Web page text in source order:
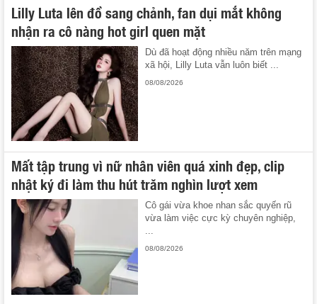
Lilly Luta lên đồ sang chảnh, fan dụi mắt không
nhận ra cô nàng hot girl quen mặt
Dù đã hoạt động nhiều năm trên mạng
xã hội, Lilly Luta vẫn luôn biết ...
08/08/2026
Mất tập trung vì nữ nhân viên quá xinh đẹp, clip
nhật ký đi làm thu hút trăm nghìn lượt xem
Cô gái vừa khoe nhan sắc quyến rũ
vừa làm việc cực kỳ chuyên nghiệp,
...
08/08/2026